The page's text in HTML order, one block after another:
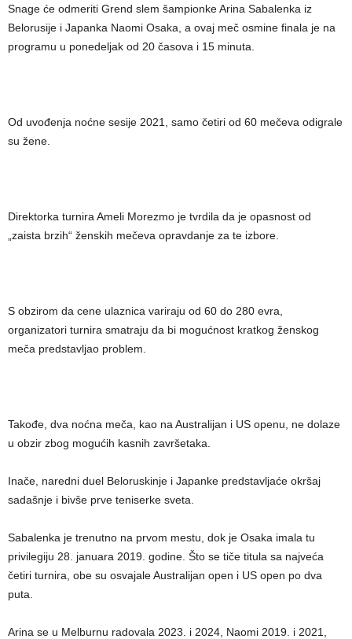
Snage će odmeriti Grend slem šampionke Arina Sabalenka iz
Belorusije i Japanka Naomi Osaka, a ovaj meč osmine finala je na
programu u ponedeljak od 20 časova i 15 minuta.
Od uvođenja noćne sesije 2021, samo četiri od 60 mečeva odigrale
su žene.
Direktorka turnira Ameli Morezmo je tvrdila da je opasnost od
„zaista brzih“ ženskih mečeva opravdanje za te izbore.
S obzirom da cene ulaznica variraju od 60 do 280 evra,
organizatori turnira smatraju da bi mogućnost kratkog ženskog
meča predstavljao problem.
Takođe, dva noćna meča, kao na Australijan i US openu, ne dolaze
u obzir zbog mogućih kasnih završetaka.
Inače, naredni duel Beloruskinje i Japanke predstavljaće okršaj
sadašnje i bivše prve teniserke sveta.
Sabalenka je trenutno na prvom mestu, dok je Osaka imala tu
privilegiju 28. januara 2019. godine. Što se tiče titula sa najveća
četiri turnira, obe su osvajale Australijan open i US open po dva
puta.
Arina se u Melburnu radovala 2023. i 2024, Naomi 2019. i 2021,